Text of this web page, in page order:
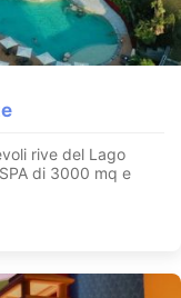
rive del Lago
di 3000 mq e